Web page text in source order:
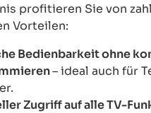
profitieren Sie von
Vorteilen:
Bedienbarkeit ohne
– ideal auch für
Zugriff auf alle TV-